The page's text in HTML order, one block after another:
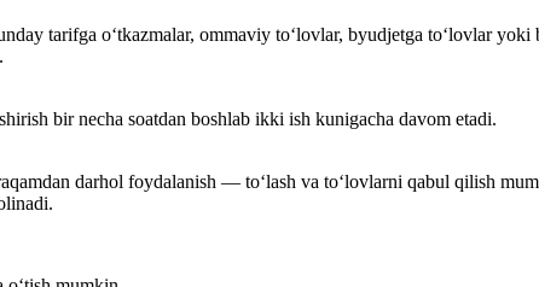
tarifga o‘tkazmalar, ommaviy to‘lovlar, byudjetga to‘lovlar
bir necha soatdan boshlab ikki ish kunigacha davom etadi.
darhol foydalanish — to‘lash va to‘lovlarni qabul qilish